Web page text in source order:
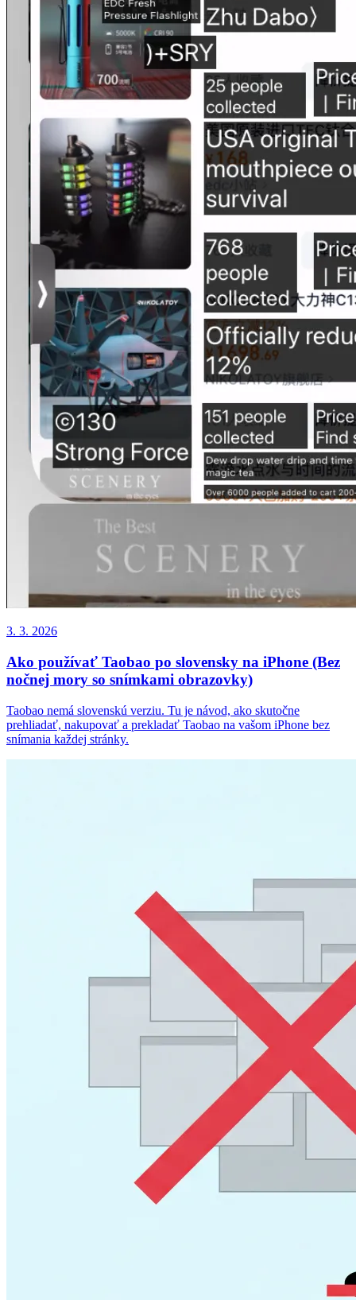
3. 3. 2026
Ako používať Taobao po slovensky na iPhone (Bez
nočnej mory so snímkami obrazovky)
Taobao nemá slovenskú verziu. Tu je návod, ako skutočne
prehliadať, nakupovať a prekladať Taobao na vašom iPhone bez
snímania každej stránky.